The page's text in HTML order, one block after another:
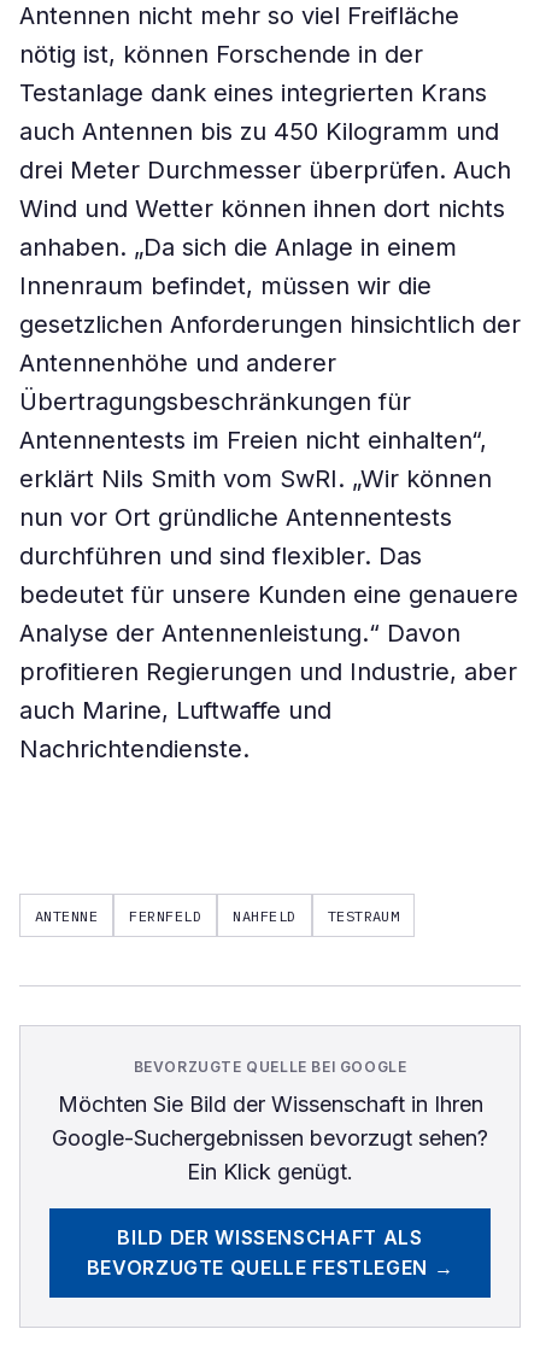
Antennen nicht mehr so viel Freifläche
nötig ist, können Forschende in der
Testanlage dank eines integrierten Krans
auch Antennen bis zu 450 Kilogramm und
drei Meter Durchmesser überprüfen. Auch
Wind und Wetter können ihnen dort nichts
anhaben. „Da sich die Anlage in einem
Innenraum befindet, müssen wir die
gesetzlichen Anforderungen hinsichtlich der
Antennenhöhe und anderer
Übertragungsbeschränkungen für
Antennentests im Freien nicht einhalten“,
erklärt Nils Smith vom SwRI. „Wir können
nun vor Ort gründliche Antennentests
durchführen und sind flexibler. Das
bedeutet für unsere Kunden eine genauere
Analyse der Antennenleistung.“ Davon
profitieren Regierungen und Industrie, aber
auch Marine, Luftwaffe und
Nachrichtendienste.
ANTENNE FERNFELD NAHFELD TESTRAUM
BEVORZUGTE QUELLE BEI GOOGLE
Möchten Sie Bild der Wissenschaftin Ihren
Google-Suchergebnissen bevorzugt sehen?
Ein Klick genügt.
BILD DER WISSENSCHAFT ALS
BEVORZUGTE QUELLE FESTLEGEN →